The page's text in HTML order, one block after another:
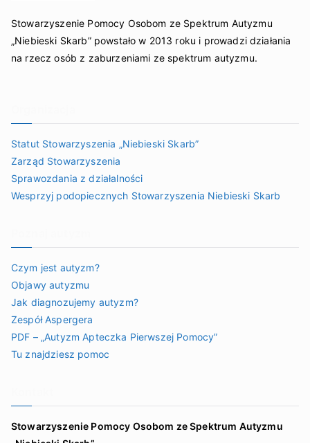
Stowarzyszenie Pomocy Osobom ze Spektrum Autyzmu
„Niebieski Skarb” powstało w 2013 roku i prowadzi działania
na rzecz osób z zaburzeniami ze spektrum autyzmu.
Statut Stowarzyszenia „Niebieski Skarb”
Zarząd Stowarzyszenia
Sprawozdania z działalności
Wesprzyj podopiecznych Stowarzyszenia Niebieski Skarb
Czym jest autyzm?
Objawy autyzmu
Jak diagnozujemy autyzm?
Zespół Aspergera
PDF – „Autyzm Apteczka Pierwszej Pomocy”
Tu znajdziesz pomoc
Stowarzyszenie Pomocy Osobom ze Spektrum Autyzmu